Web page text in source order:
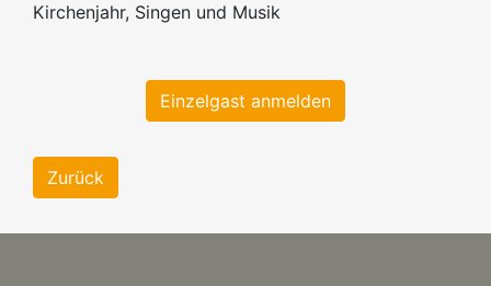
Kirchenjahr, Singen und Musik
Einzelgast anmelden
Zurück